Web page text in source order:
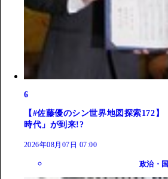
6
【#佐藤優のシン世界地図探索172
時代」が到来!?
2026年08月07日 07:00
政治・